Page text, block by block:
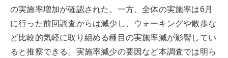
の実施率増加が確認された。一方、全体の実施率は6月
に行った前回調査からは減少し、ウォーキングや散歩な
ど比較的気軽に取り組める種目の実施率減が影響してい
ると推察できる。実施率減少の要因など本調査では明ら